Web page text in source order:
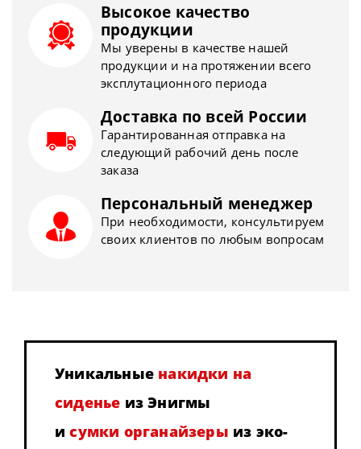
Высокое качество
продукции
Мы уверены в качестве нашей
продукции и на протяжении всего
эксплутационного периода
Доставка по всей России
Гарантированная отправка на
следующий рабочий день после
заказа
Персональный менеджер
При необходимости, консультируем
своих клиентов по любым вопросам
Уникальные накидки на
сиденье из Энигмы
исумки органайзеры из эко-